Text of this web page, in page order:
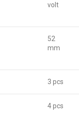
volt
52
mm
3 pcs
4 pcs